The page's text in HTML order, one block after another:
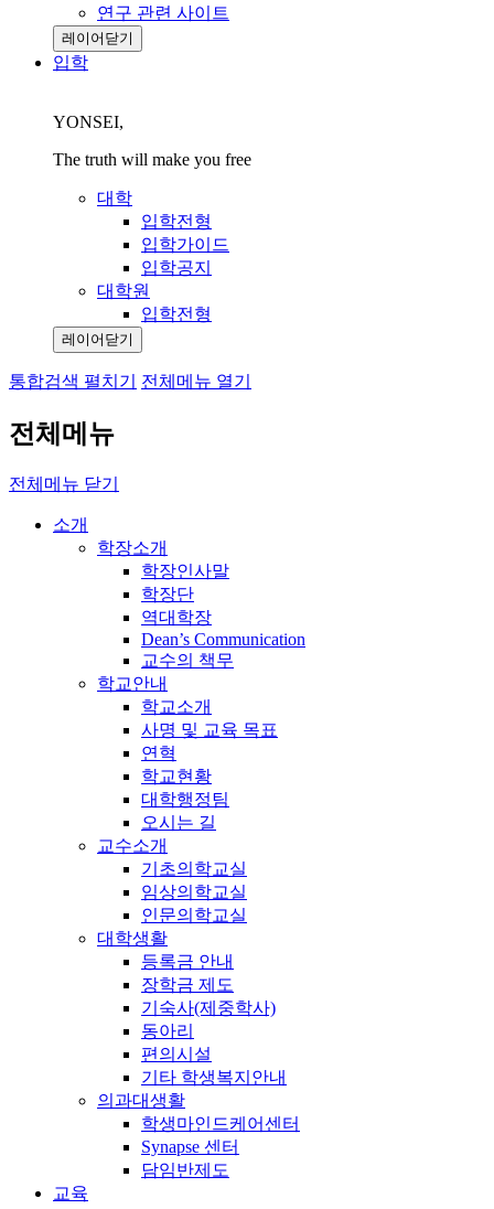
연구 관련 사이트
레이어닫기
입학
YONSEI,
The truth will make you free
대학
입학전형
입학가이드
입학공지
대학원
입학전형
레이어닫기
통합검색 펼치기 전체메뉴 열기
전체메뉴
전체메뉴 닫기
소개
학장소개
학장인사말
학장단
역대학장
Dean’s Communication
교수의 책무
학교안내
학교소개
사명 및 교육 목표
연혁
학교현황
대학행정팀
오시는 길
교수소개
기초의학교실
임상의학교실
인문의학교실
대학생활
등록금 안내
장학금 제도
기숙사(제중학사)
동아리
편의시설
기타 학생복지안내
의과대생활
학생마인드케어센터
Synapse 센터
담임반제도
교육